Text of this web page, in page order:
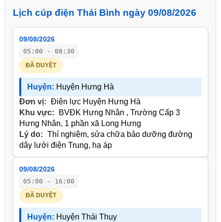
Lịch cúp điện Thái Bình ngày 09/08/2026
09/08/2026
05:00 - 08:30
ĐÃ DUYỆT
Huyện: Huyện Hưng Hà
Đơn vị: Điện lực Huyện Hưng Hà
Khu vực:
BVĐK Hưng Nhân , Trường Cấp 3
Hưng Nhân, 1 phần xã Long Hưng
Lý do: Thí nghiệm, sửa chữa bảo dưỡng đường
dây lưới điện Trung, hạ áp
09/08/2026
05:00 - 16:00
ĐÃ DUYỆT
Huyện: Huyện Thái Thụy